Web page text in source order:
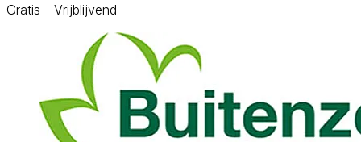
Gratis - Vrijblijvend